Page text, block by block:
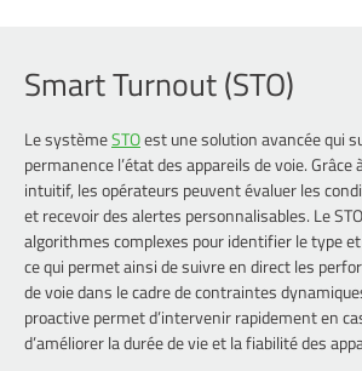
Smart Turnout (STO)
Le systèmeSTOest une solution avancée qui
permanence l’état des appareils de voie. Grâce
intuitif, les opérateurs peuvent évaluer les
et recevoir des alertes personnalisables. Le
algorithmes complexes pour identifier le type
ce qui permet ainsi de suivre en direct les
de voie dans le cadre de contraintes
proactive permet d’intervenir rapidement en
d’améliorer la durée de vie et la fiabilité des